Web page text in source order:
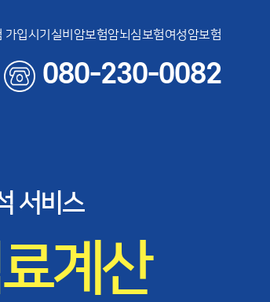
가입시기 실비암보험암뇌심보험여성암보험
080-230-0082
서비스
계산